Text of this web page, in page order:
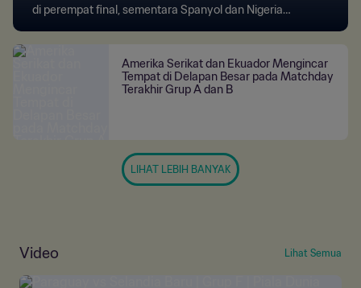
di perempat final, sementara Spanyol dan Nigeria
Amerika Serikat dan Ekuador Mengincar
Tempat di Delapan Besar pada Matchday
Terakhir Grup A dan B
LIHAT LEBIH BANYAK
Video Lihat Semua